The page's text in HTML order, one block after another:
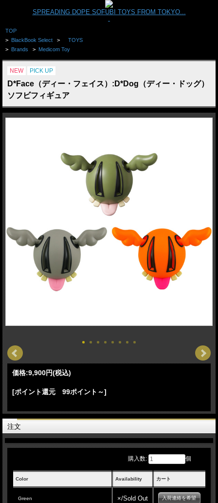
SPREADING DOPE SOFUBI TOYS FROM TOKYO...
TOP
> BlackBook Select > TOYS
> Brands > Medicom Toy
NEW PICK UP
D*Face（ディー・フェイス）:D*Dog（ディー・ドッグ）
ソフビフィギュア
価格:9,900円(税込)
[ポイント還元 99ポイント～]
注文
購入数: 個
Color Availability カート
Green ×/Sold Out 入荷連絡を希望